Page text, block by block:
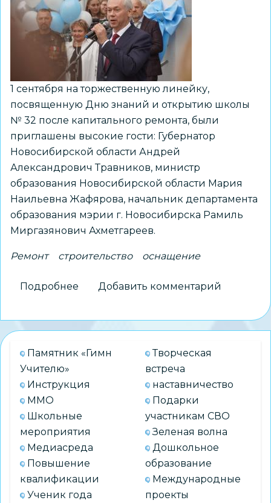
школы
№222
1 сентября на торжественную линейку,
посвященную Дню знаний и открытию школы
№ 32 после капитального ремонта, были
приглашены высокие гости: Губернатор
Новосибирской области Андрей
Александрович Травников, министр
образования Новосибирской области Мария
Наильевна Жафярова, начальник департамента
образования мэрии г. Новосибирска Рамиль
Миргазянович Ахметгареев.
Ремонт строительство оснащение
Подробнее
День
знаний
обновленная
№
приняла
своих
учеников
Добавить комментарий
Памятник «Гимн
Учителю»
Инструкция
ММО
Школьные
мероприятия
Медиасреда
Повышение
квалификации
Ученик года
Творческая
встреча
наставничество
Подарки
участникам СВО
Зеленая волна
Дошкольное
образование
Международные
проекты